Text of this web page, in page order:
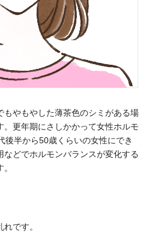
もやもやした薄茶色のシミがある場
更年期にさしかかって女性ホルモ
後半から50歳くらいの女性にでき
どでホルモンバランスが変化する
です。